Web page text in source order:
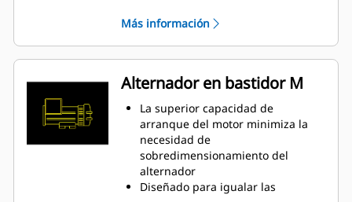
peso mínimo
Más información
Alternador en bastidor M
La superior capacidad de
arranque del motor minimiza la
necesidad de
sobredimensionamiento del
alternador
Diseñado para igualar las